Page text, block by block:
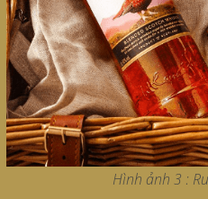
Hình ảnh 3 :